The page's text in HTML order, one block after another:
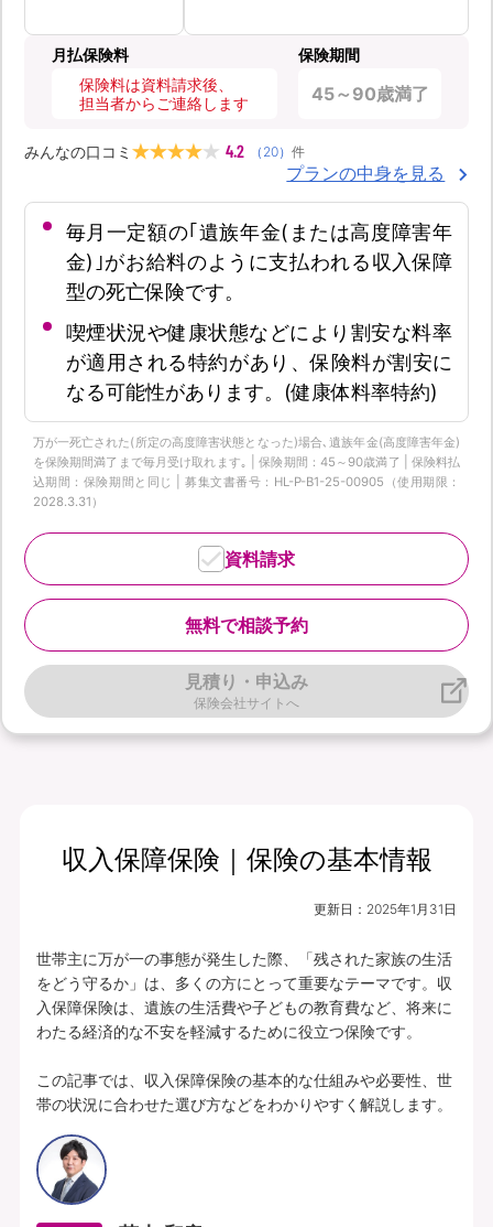
月払保険料
保険料は資料請求後、
担当者からご連絡します
保険期間
45～90歳満了
みんなの口コミ 4.2 （ 20） 件
プランの中身を見る
毎月一定額の｢遺族年金(または高度障害年
金)｣がお給料のように支払われる収入保障
型の死亡保険です。
喫煙状況や健康状態などにより割安な料率
が適用される特約があり、保険料が割安に
なる可能性があります。(健康体料率特約)
万が一死亡された(所定の高度障害状態となった)場合､遺族年金(高度障害年金)
を保険期間満了まで毎月受け取れます｡ | 保険期間：45～90歳満了 | 保険料払
込期間：保険期間と同じ | 募集文書番号：HL-P-B1-25-00905（使用期限：
2028.3.31）
無料で相談予約
資料請求
見積り・申込み
保険会社サイトへ
収入保障保険｜保険の基本情報
更新日： 2025年1月31日
世帯主に万が一の事態が発生した際、「残された家族の生活
をどう守るか」は、多くの方にとって重要なテーマです。収
入保障保険は、遺族の生活費や子どもの教育費など、将来に
わたる経済的な不安を軽減するために役立つ保険です。
この記事では、収入保障保険の基本的な仕組みや必要性、世
帯の状況に合わせた選び方などをわかりやすく解説します。